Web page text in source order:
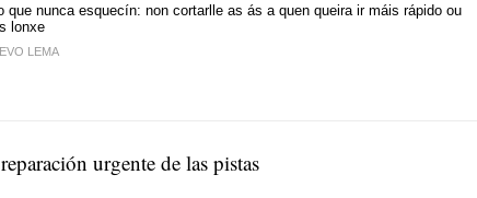
que nunca esquecín: non cortarlle as ás a quen queira ir máis rápido ou
lonxe
LEMA
urgente de las pistas